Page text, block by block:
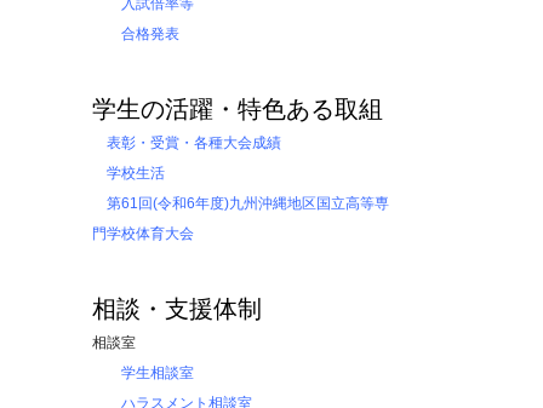
入試倍率等
合格発表
学生の活躍・特色ある取組
表彰・受賞・各種大会成績
学校生活
第61回(令和6年度)九州沖縄地区国立高等専
門学校体育大会
相談・支援体制
相談室
学生相談室
ハラスメント相談室